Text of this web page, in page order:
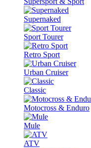
Supernaked
Sport Tourer
Retro Sport
Urban Cruiser
Classic
Motocross & Enduro
Mule
ATV